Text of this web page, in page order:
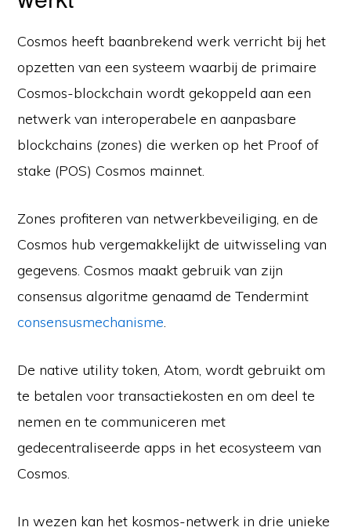
Cosmos heeft baanbrekend werk verricht bij het
opzetten van een systeem waarbij de primaire
Cosmos-blockchain wordt gekoppeld aan een
netwerk van interoperabele en aanpasbare
blockchains (zones) die werken op het Proof of
stake (POS) Cosmos mainnet.
Zones profiteren van netwerkbeveiliging, en de
Cosmos hub vergemakkelijkt de uitwisseling van
gegevens. Cosmos maakt gebruik van zijn
consensus algoritme genaamd de Tendermint
consensusmechanisme.
De native utility token, Atom, wordt gebruikt om
te betalen voor transactiekosten en om deel te
nemen en te communiceren met
gedecentraliseerde apps in het ecosysteem van
Cosmos.
In wezen kan het kosmos-netwerk in drie unieke